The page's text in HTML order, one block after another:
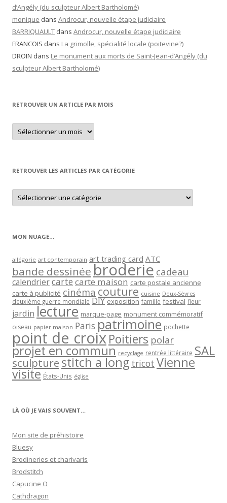
d’Angély (du sculpteur Albert Bartholomé)
monique dans Androcur, nouvelle étape judiciaire
BARRIQUAULT dans Androcur, nouvelle étape judiciaire
FRANCOIS dans La grimolle, spécialité locale (poitevine?)
DROIN dans Le monument aux morts de Saint-Jean-d’Angély (du
sculpteur Albert Bartholomé)
RETROUVER UN ARTICLE PAR MOIS
Retrouver
un
article
RETROUVER LES ARTICLES PAR CATÉGORIE
Retrouver
les
articles
MON NUAGE…
allégorie art contemporain art trading card ATC
bande dessinée broderie cadeau
calendriercartecarte maison carte postale ancienne
carte à publicité cinéma couture cuisine Deux-Sèvres
deuxième guerre mondiale DIY exposition famille festival fleur
jardin lecture marque-page monument commémoratif
oiseau papier maison Paris patrimoine pochette
point de croixPoitiers polar
projet en commun recyclage rentrée littéraire SAL
sculpturestitch a long tricot Vienne
visite États-Unis église
LÀ OÙ JE VAIS SOUVENT…
Mon site de préhistoire
Bluesy
Brodineries et charivaris
Brodstitch
Capucine O
Cathdragon